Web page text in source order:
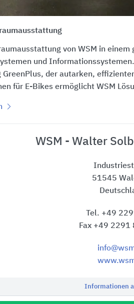
von WSM in
und
GreenPlus, der autarken,
für E-Bikes ermöglicht WSM
WSM - Walter
51545
Tel. +49
Fax +49 2291
Informationen